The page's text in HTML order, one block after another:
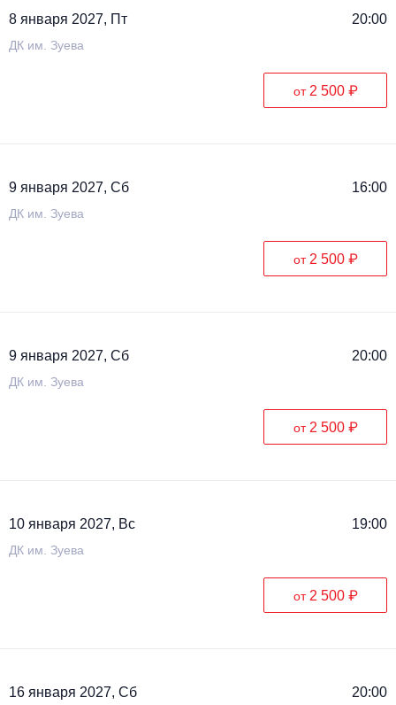
8 января 2027, Пт 20:00
ДК им. Зуева
от 2 500 ₽
9 января 2027, Сб 16:00
ДК им. Зуева
от 2 500 ₽
9 января 2027, Сб 20:00
ДК им. Зуева
от 2 500 ₽
10 января 2027, Вс 19:00
ДК им. Зуева
от 2 500 ₽
16 января 2027, Сб 20:00